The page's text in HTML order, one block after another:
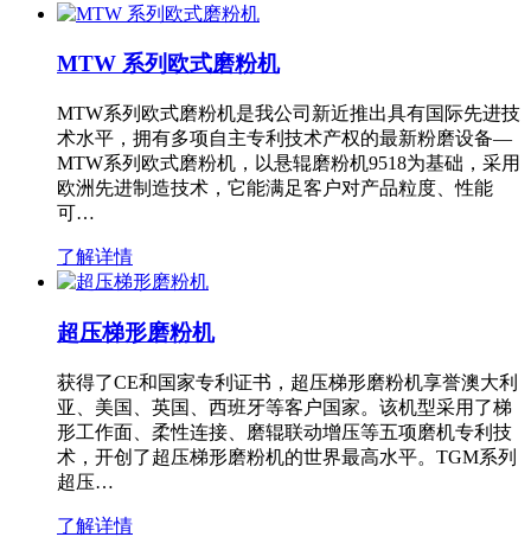
MTW 系列欧式磨粉机
MTW系列欧式磨粉机是我公司新近推出具有国际先进技
术水平，拥有多项自主专利技术产权的最新粉磨设备—
MTW系列欧式磨粉机，以悬辊磨粉机9518为基础，采用
欧洲先进制造技术，它能满足客户对产品粒度、性能
可…
了解详情
超压梯形磨粉机
获得了CE和国家专利证书，超压梯形磨粉机享誉澳大利
亚、美国、英国、西班牙等客户国家。该机型采用了梯
形工作面、柔性连接、磨辊联动增压等五项磨机专利技
术，开创了超压梯形磨粉机的世界最高水平。TGM系列
超压…
了解详情